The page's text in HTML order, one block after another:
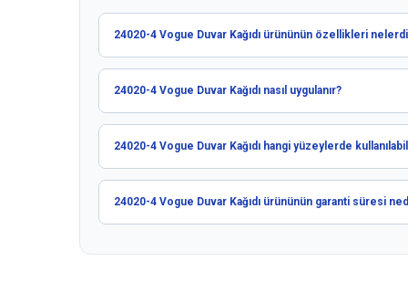
24020-4 Vogue Duvar Kağıdı ürününün özellikleri
24020-4 Vogue Duvar Kağıdı nasıl uygulanır?
24020-4 Vogue Duvar Kağıdı hangi yüzeylerde
24020-4 Vogue Duvar Kağıdı ürününün garanti süresi